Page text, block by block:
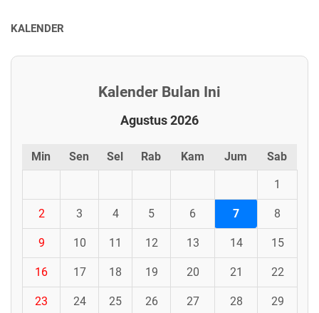
KALENDER
Kalender Bulan Ini
Agustus 2026
Min Sen Sel Rab Kam Jum Sab
1
2 3 4 5 6 7 8
9 10 11 12 13 14 15
16 17 18 19 20 21 22
23 24 25 26 27 28 29